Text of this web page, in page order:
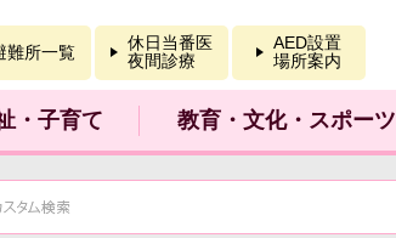
難所一覧
休日当番医
夜間診療
AED設置
場所案内
・子育て 教育・文化・スポーツ